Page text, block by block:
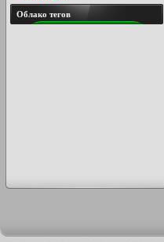
Облако тегов